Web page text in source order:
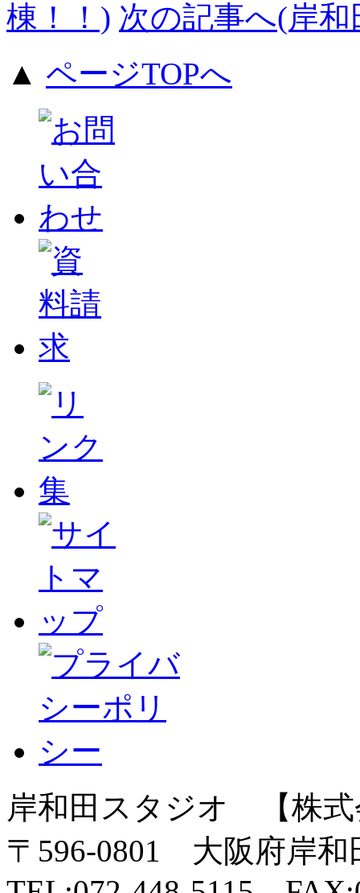
棟！！) 次の記事へ(岸
▲ ページTOPへ
岸和田スタジオ 【株
〒596-0801 大阪府岸和